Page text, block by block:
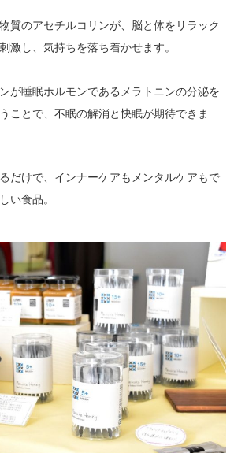
質のアセチルコリンが、脳と体をリラック
激し、気持ちを落ち着かせます。
が睡眠ホルモンであるメラトニンの分泌を
ことで、不眠の解消と快眠が期待できま
だけで、インナーケアもメンタルケアもで
い食品。